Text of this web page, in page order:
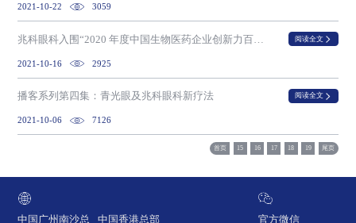
2021-10-22 3059
阅读全文
2021-10-16 2925
播客系列第四集：青光眼及兆科眼科新疗法 阅读全文
2021-10-06 7126
首页 15 16 17 18 19 尾页
中国广州南沙总 中国香港总部 官方微信